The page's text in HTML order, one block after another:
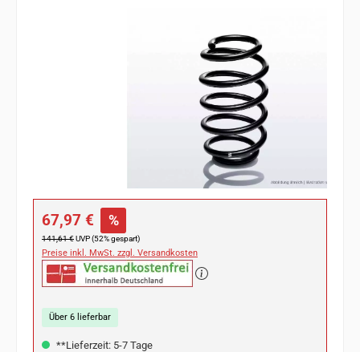
Verkaufspreis:
67,97 € %
Regulärer Preis:
141,61 €UVP (52% gespart)
Preise inkl. MwSt. zzgl. Versandkosten
Über 6 lieferbar
**Lieferzeit: 5-7 Tage